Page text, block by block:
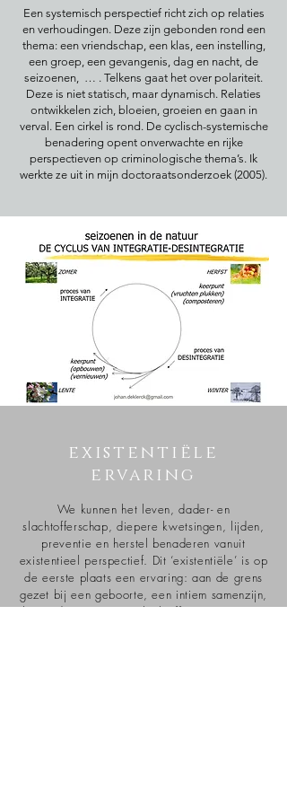
Een systemisch perspectief richt zich op relaties
en verhoudingen. Deze zijn gebonden rond een
thema: een vriendschap, een klas, een instelling,
een groep, een gevangenis, dag en nacht, de
seizoenen, … . Telkens gaat het over polariteit.
Deze is niet statisch, maar dynamisch. Relaties
ontwikkelen zich, bloeien, groeien en gaan in
verval. Een cirkel is rond. De cyclisch-systemische
benadering opent onverwachte en rijke
perspectieven op criminologische thema’s. Ik
werkte ze uit in mijn doctoraatsonderzoek (2005).
existentiële
ervaring
We kunnen het leven, dader- en
slachtofferschap, diepere kwetsingen, lijden,
preventie en herstel benaderen vanuit
existentieel perspectief. Dit ‘existentiële’ is op
de eerste plaats een ervaring: aan de grens
gezet bij een geboorte, een intiem samenzijn,
kunst, de natuur, een slachtofferervaring, een